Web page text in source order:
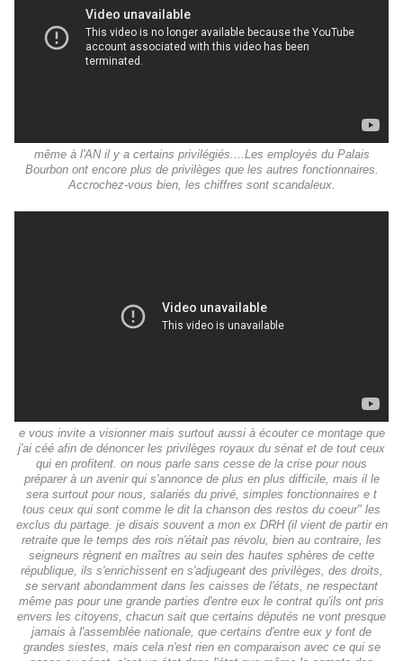
même à l'AN il y a certains privilégiés....Les employés du Palais
Bourbon ont encore plus de privilèges que les autres fonctionnaires.
Accrochez-vous bien, les chiffres sont scandaleux.
e vous invite a visionner mais surtout aussi à écouter ce montage que
j'ai céé afin de dénoncer les privilèges royaux du sénat et de tout ceux
qui en profitent. on nous parle sans cesse de la crise pour nous
préparer à un avenir qui s'annonce de plus en plus difficile, mais il le
sera surtout pour nous, salariés du privé, simples fonctionnaires e t
tous ceux qui sont comme le dit la chanson des restos du coeur" les
exclus du partage. je disais souvent a mon ex DRH (il vient de partir en
retraite que le temps des rois n'était pas révolu, bien au contraire, les
seigneurs règnent en maîtres au sein des hautes sphères de cette
république, ils s'enrichissent en s'adjugeant des privilèges, des droits,
se servant abondamment dans les caisses de l'états, ne respectant
même pas pour une grande parties d'entre eux le contrat qu'ils ont pris
envers les citoyens, chacun sait que certains députés ne vont presque
jamais à l'assemblée nationale, que certains d'entre eux y font de
grandes siestes, mais cela n'est rien en comparaison avec ce qui se